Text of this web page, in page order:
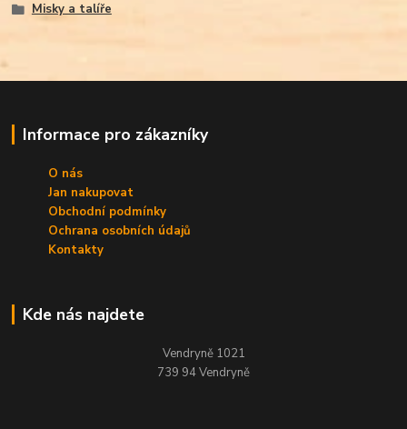
Misky a talíře
Informace pro zákazníky
O nás
Jan nakupovat
Obchodní podmínky
Ochrana osobních údajů
Kontakty
Kde nás najdete
Vendryně 1021
739 94 Vendryně